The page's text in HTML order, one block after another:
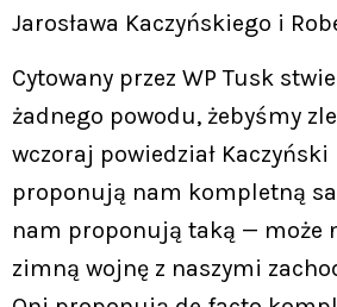
Jarosława Kaczyńskiego i
Cytowany przez WP Tusk
żadnego powodu, żebyśmy
wczoraj powiedział
proponują nam kompletną
nam proponują taką — może
zimną wojnę z naszymi